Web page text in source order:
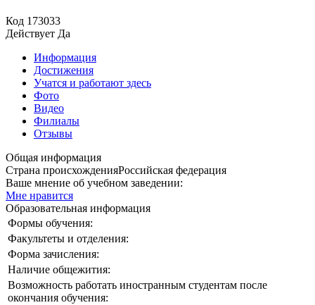
Код 173033
Действует Да
Информация
Достижения
Учатся и работают здесь
Фото
Видео
Филиалы
Отзывы
Общая информация
Страна происхожденияРоссийская федерация
Ваше мнение об учебном заведении:
Мне нравится
Образовательная информация
Формы обучения:
Факультеты и отделения:
Форма зачисления:
Наличие общежития:
Возможность работать иностранным студентам после
окончания обучения: